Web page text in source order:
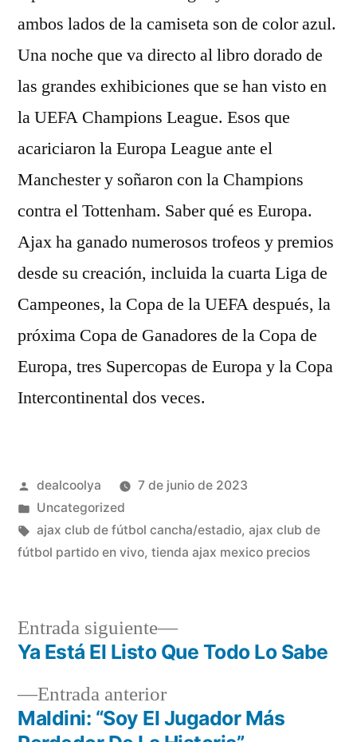
ambos lados de la camiseta son de color azul.
Una noche que va directo al libro dorado de
las grandes exhibiciones que se han visto en
la UEFA Champions League. Esos que
acariciaron la Europa League ante el
Manchester y soñaron con la Champions
contra el Tottenham. Saber qué es Europa.
Ajax ha ganado numerosos trofeos y premios
desde su creación, incluida la cuarta Liga de
Campeones, la Copa de la UEFA después, la
próxima Copa de Ganadores de la Copa de
Europa, tres Supercopas de Europa y la Copa
Intercontinental dos veces.
Publicado
por
dealcoolya
7 de junio de 2023
Publicado
en
Uncategorized
Etiquetas:
ajax club de fútbol cancha/estadio, ajax club de
fútbol partido en vivo, tienda ajax mexico precios
Navegación
deEntrada anteriorEntrada
anterior:
Maldini: “Soy El Jugador Más
Entrada siguiente
Entrada
siguiente:
Ya Está El Listo Que Todo Lo Sabe